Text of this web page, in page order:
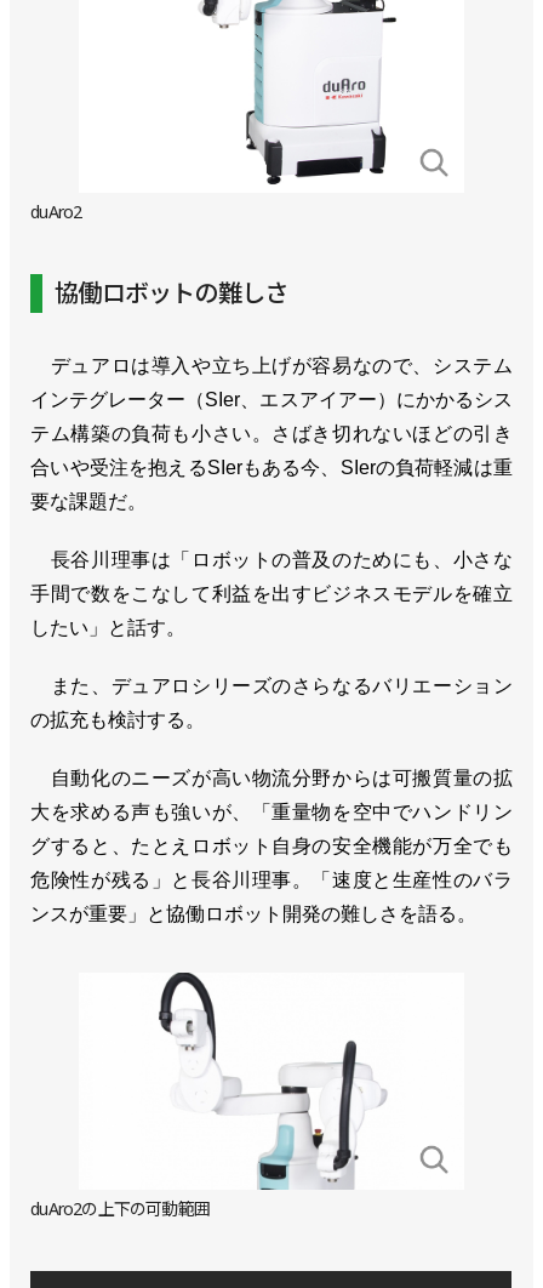
duAro2
協働ロボットの難しさ
デュアロは導入や立ち上げが容易なので、システム
インテグレーター（SIer、エスアイアー）にかかるシス
テム構築の負荷も小さい。さばき切れないほどの引き
合いや受注を抱えるSIerもある今、SIerの負荷軽減は重
要な課題だ。
長谷川理事は「ロボットの普及のためにも、小さな
手間で数をこなして利益を出すビジネスモデルを確立
したい」と話す。
また、デュアロシリーズのさらなるバリエーション
の拡充も検討する。
自動化のニーズが高い物流分野からは可搬質量の拡
大を求める声も強いが、「重量物を空中でハンドリン
グすると、たとえロボット自身の安全機能が万全でも
危険性が残る」と長谷川理事。「速度と生産性のバラ
ンスが重要」と協働ロボット開発の難しさを語る。
duAro2の上下の可動範囲